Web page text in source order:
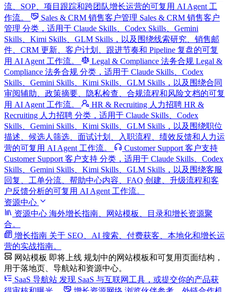
流、SOP、项目跟踪和跨团队增长运营的可复用 AI Agent 工
作流。
Sales & CRM 销售客户管理 Sales & CRM 销售客户
管理 分类，适用于 Claude Skills、Codex Skills、Gemini
Skills、Kimi Skills、GLM Skills，以及围绕线索研究、销售邮
件、CRM 更新、客户计划、跟进节奏和 Pipeline 复盘的可复
用 AI Agent 工作流。
Legal & Compliance 法务合规 Legal &
Compliance 法务合规 分类，适用于 Claude Skills、Codex
Skills、Gemini Skills、Kimi Skills、GLM Skills，以及围绕合同
审阅辅助、政策摘要、隐私检查、合规流程和风险文档的可复
用 AI Agent 工作流。
HR & Recruiting 人力招聘 HR &
Recruiting 人力招聘 分类，适用于 Claude Skills、Codex
Skills、Gemini Skills、Kimi Skills、GLM Skills，以及围绕职位
描述、候选人筛选、面试计划、入职流程、绩效反馈和人力运
营的可复用 AI Agent 工作流。
Customer Support 客户支持
Customer Support 客户支持 分类，适用于 Claude Skills、Codex
Skills、Gemini Skills、Kimi Skills、GLM Skills，以及围绕客服
回复、工单分流、帮助中心内容、FAQ 创建、升级流程和客
户反馈分析的可复用 AI Agent 工作流。
资源中心
资源中心 海外增长指南、网站模板、目录和增长资源聚
合。
增长指南 关于 SEO、AI 搜索、付费获客、本地化和增长运
营的实战指南。
网站模板 即将上线 规划中的网站模板和可复用页面结构，
用于落地页、导航站和资源中心。
SaaS 导航站 发现 SaaS 与互联网工具，或提交你的产品获